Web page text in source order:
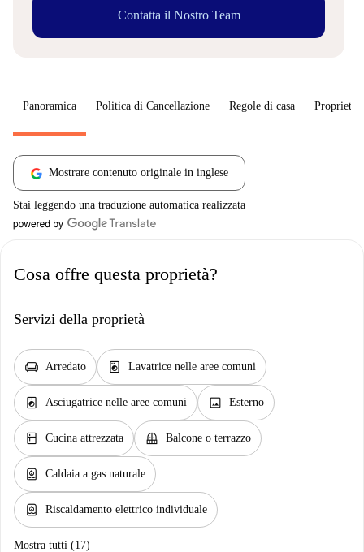
Contatta il Nostro Team
Panoramica Politica di Cancellazione Regole di casa
Mostrare contenuto originale in inglese
Stai leggendo una traduzione automatica realizzata
Cosa offre questa proprietà?
Servizi della proprietà
chair Arredato local_laundry_service Lavatrice nelle aree comuni
local_laundry_service Asciugatrice nelle aree comuni image Esterno
kitchen Cucina attrezzata balcony Balcone o terrazzo
water_heater Caldaia a gas naturale
water_heater Riscaldamento elettrico individuale
Mostra tutti (17)